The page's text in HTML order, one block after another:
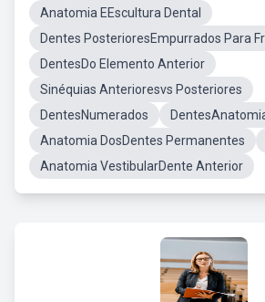
Anatomia EEscultura Dental
Dentes PosterioresEmpurrados Para
DentesDo Elemento Anterior
Sinéquias Anterioresvs Posteriores
DentesNumerados
Anatomia DosDentes Permanentes
Anatomia VestibularDente Anterior